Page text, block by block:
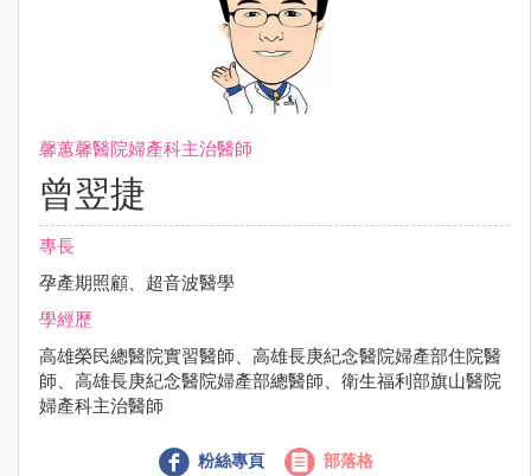
馨蕙馨醫院婦產科主治醫師
曾翌捷
專長
孕產期照顧、超音波醫學
學經歷
高雄榮民總醫院實習醫師、高雄長庚紀念醫院婦產部住院醫
師、高雄長庚紀念醫院婦產部總醫師、衛生福利部旗山醫院
婦產科主治醫師
粉絲專頁 部落格